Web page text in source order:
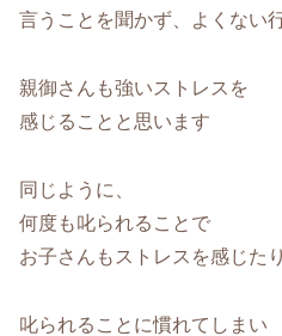
言うことを聞かず、よくない
親御さんも強いストレスを
感じることと思います
同じように、
何度も叱られることで
お子さんもストレスを感じたり
叱られることに慣れてしまい